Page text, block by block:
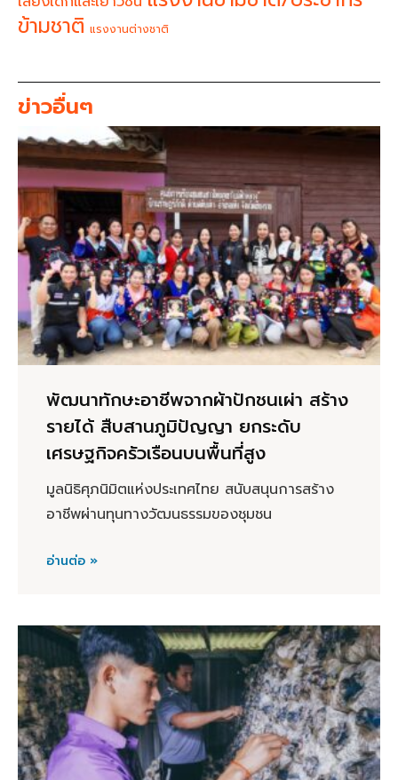
ข้ามชาติ แรงงานต่างชาติ
ข่าวอื่นๆ
พัฒนาทักษะอาชีพจากผ้าปักชนเผ่า สร้าง
รายได้ สืบสานภูมิปัญญา ยกระดับ
เศรษฐกิจครัวเรือนบนพื้นที่สูง
มูลนิธิศุภนิมิตแห่งประเทศไทย สนับสนุนการสร้าง
อาชีพผ่านทุนทางวัฒนธรรมของชุมชน
อ่านต่อ »